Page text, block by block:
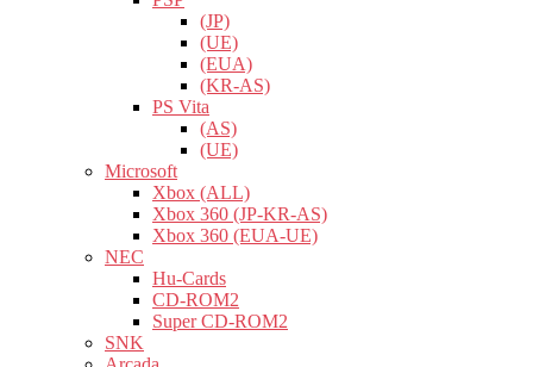
(JP)
(UE)
(EUA)
(KR-AS)
PS Vita
(AS)
(UE)
Microsoft
Xbox (ALL)
Xbox 360 (JP-KR-AS)
Xbox 360 (EUA-UE)
NEC
Hu-Cards
CD-ROM2
Super CD-ROM2
SNK